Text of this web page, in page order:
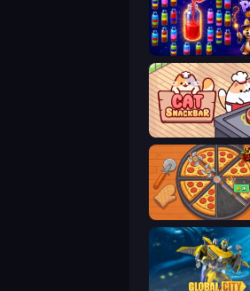
Cat Snack Bar
Ring Restaurant